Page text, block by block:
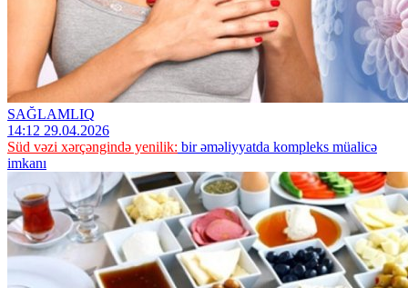
SAĞLAMLIQ
14:12 29.04.2026
Süd vəzi xərçəngində yenilik: bir əməliyyatda kompleks müalicə
imkanı